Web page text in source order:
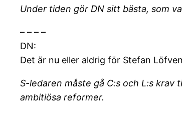
Under tiden gör DN sitt bästa, som
– – – –
DN:
Det är nu eller aldrig för Stefan Löfven
S-ledaren måste gå C:s och L:s krav
ambitiösa reformer.